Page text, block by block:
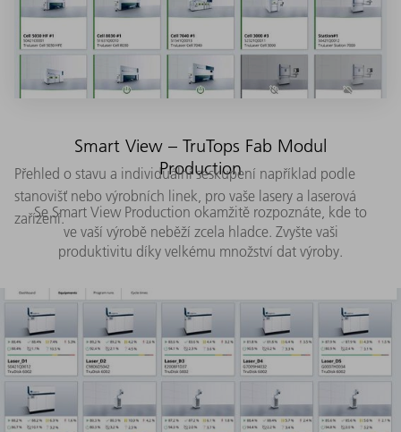
Přehled o stavu a individuální seskupení například podle
stanovišť nebo výrobních linek, pro vaše lasery a laserová
zařízení.
Smart View – TruTops Fab Modul
Production
Se Smart View Production okamžitě rozpoznáte, kde to
ve vaší výrobě neběží zcela hladce. Zvyšte vaši
produktivitu díky velkému množství dat výroby.